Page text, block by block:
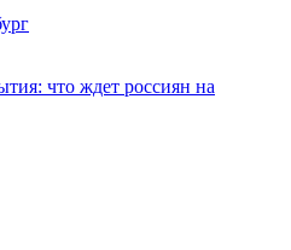
что ждет россиян на